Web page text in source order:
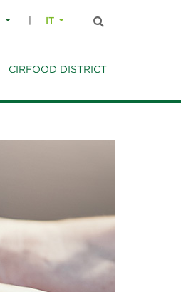
IT
CIRFOOD DISTRICT